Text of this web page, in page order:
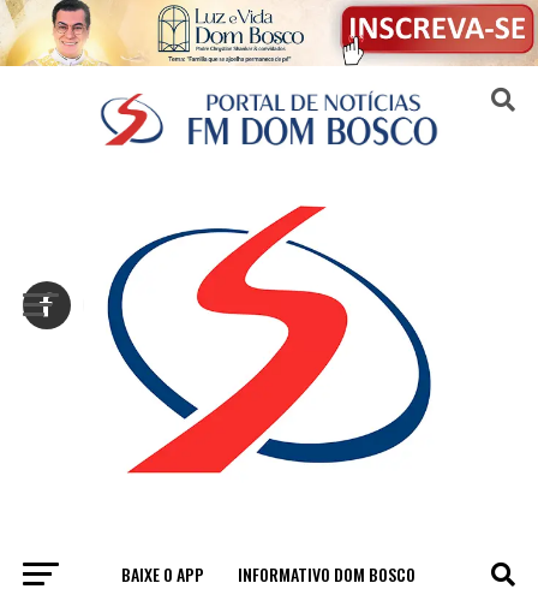
BAIXE O APP INFORMATIVO DOM BOSCO
RECEITAS
Sair da versão mobile